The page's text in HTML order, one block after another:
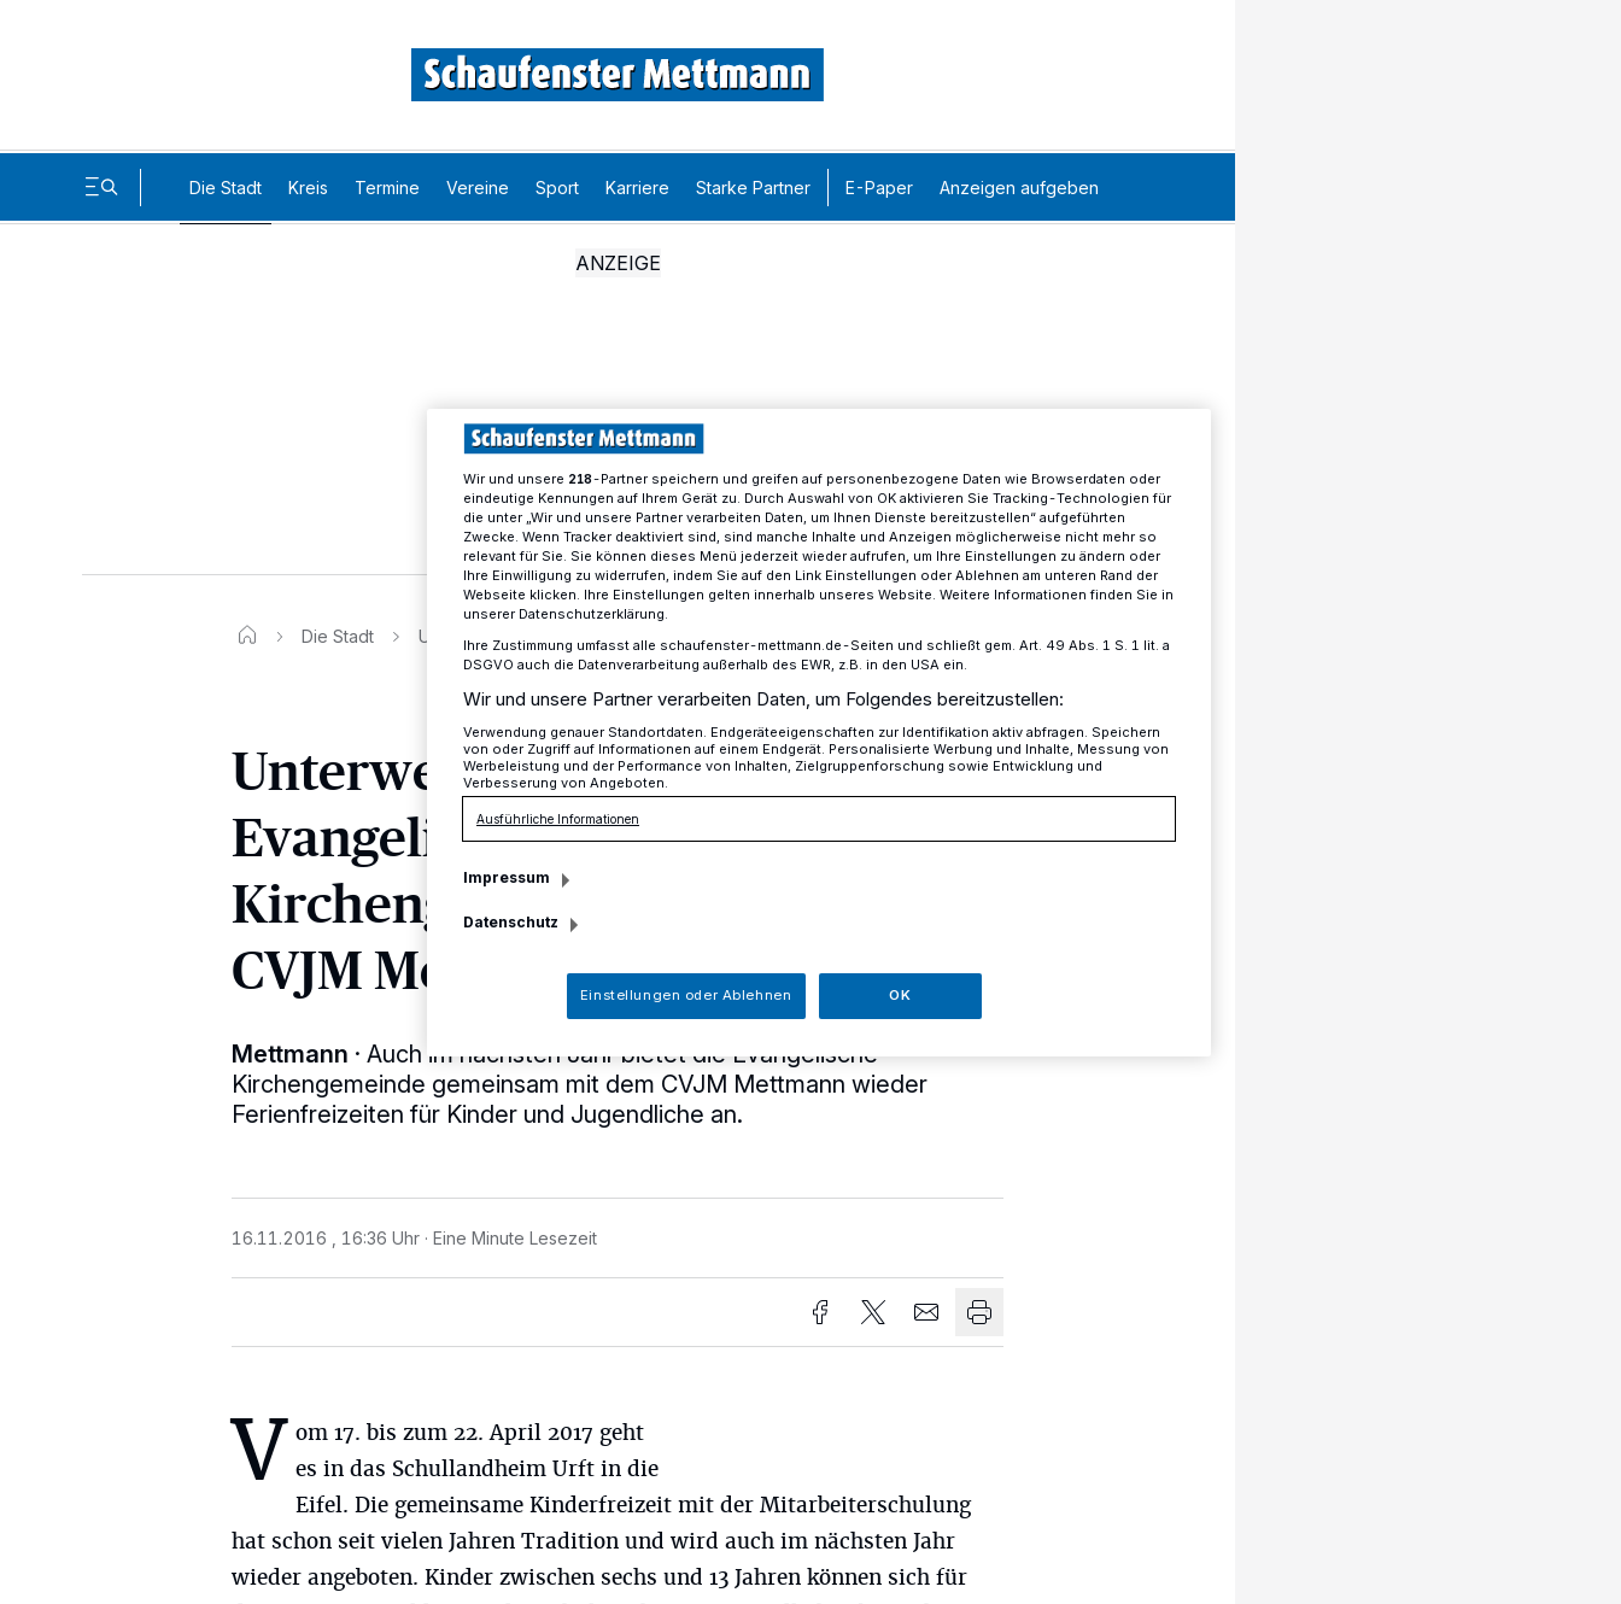
Die Stadt Kreis Termine Vereine Sport Karriere Starke Partner E-Paper Anzeigen aufgeben
Die Stadt Unterwegs mit der Evangelischen Kirchengemeinde und dem CVJM Mettmann
Unterwegs mit der
Evangelischen
Kirchengemeinde und dem
CVJM Mettmann
Mettmann · Auch im nächsten Jahr bietet die Evangelische
Kirchengemeinde gemeinsam mit dem CVJM Mettmann wieder
Ferienfreizeiten für Kinder und Jugendliche an.
16.11.2016 , 16:36 Uhr Eine Minute Lesezeit
V om 17. bis zum 22. April 2017 geht
es in das Schullandheim Urft in die
Eifel. Die gemeinsame Kinderfreizeit mit der Mitarbeiterschulung
hat schon seit vielen Jahren Tradition und wird auch im nächsten Jahr
wieder angeboten. Kinder zwischen sechs und 13 Jahren können sich für
Wir und unsere 218-Partner speichern und greifen auf personenbezogene Daten wie Browserdaten oder
eindeutige Kennungen auf Ihrem Gerät zu. Durch Auswahl von OK aktivieren Sie Tracking-Technologien für
die unter „Wir und unsere Partner verarbeiten Daten, um Ihnen Dienste bereitzustellen“ aufgeführten
Zwecke. Wenn Tracker deaktiviert sind, sind manche Inhalte und Anzeigen möglicherweise nicht mehr so
relevant für Sie. Sie können dieses Menü jederzeit wieder aufrufen, um Ihre Einstellungen zu ändern oder
Ihre Einwilligung zu widerrufen, indem Sie auf den Link Einstellungen oder Ablehnen am unteren Rand der
Webseite klicken. Ihre Einstellungen gelten innerhalb unseres Website. Weitere Informationen finden Sie in
unserer Datenschutzerklärung.
Ihre Zustimmung umfasst alle schaufenster-mettmann.de-Seiten und schließt gem. Art. 49 Abs. 1 S. 1 lit. a
DSGVO auch die Datenverarbeitung außerhalb des EWR, z.B. in den USA ein.
Wir und unsere Partner verarbeiten Daten, um Folgendes bereitzustellen:
Verwendung genauer Standortdaten. Endgeräteeigenschaften zur Identifikation aktiv abfragen. Speichern
von oder Zugriff auf Informationen auf einem Endgerät. Personalisierte Werbung und Inhalte, Messung von
Werbeleistung und der Performance von Inhalten, Zielgruppenforschung sowie Entwicklung und
Verbesserung von Angeboten.
Ausführliche Informationen
Impressum
Datenschutz
Einstellungen oder Ablehnen OK